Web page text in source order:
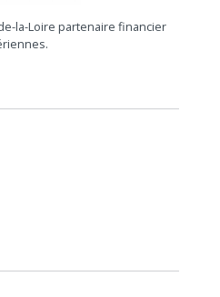
la-Loire partenaire financier